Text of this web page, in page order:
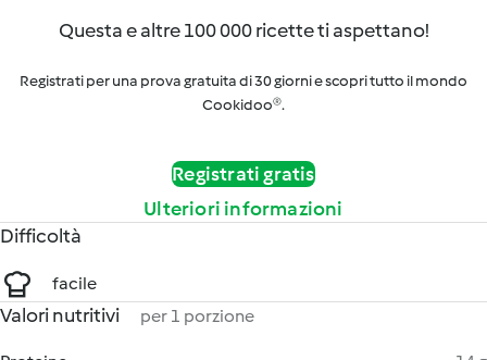
Questa e altre 100 000 ricette ti aspettano!
Registrati per una prova gratuita di 30 giorni e scopri tutto il mondo
Cookidoo®.
Registrati gratis
Ulteriori informazioni
Difficoltà
facile
Valori nutritivi per 1 porzione